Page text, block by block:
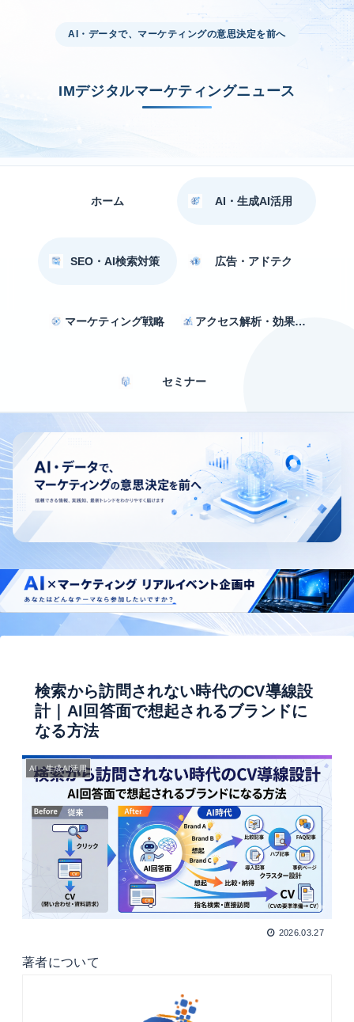
AI・データで、マーケティングの意思決定を前へ
IMデジタルマーケティングニュース
ホーム AI・生成AI活用
SEO・AI検索対策 広告・アドテク
マーケティング戦略 アクセス解析・効果測定
セミナー
検索から訪問されない時代のCV導線設
計｜AI回答面で想起されるブランドに
なる方法
AI・生成AI活用
2026.03.27
著者について